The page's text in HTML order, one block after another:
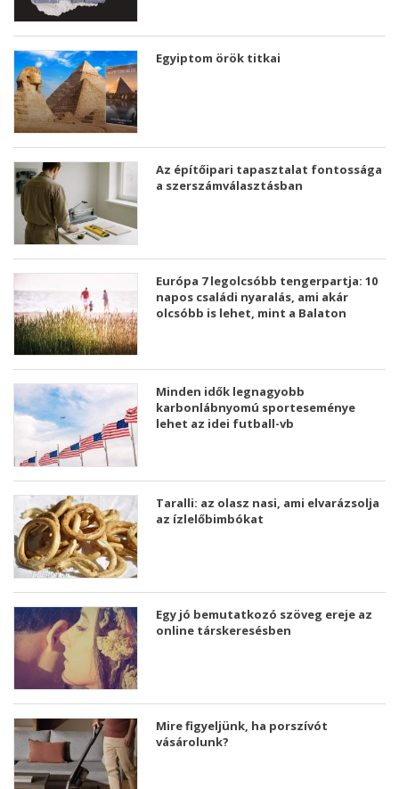
Egyiptom örök titkai
Az építőipari tapasztalat fontossága
a szerszámválasztásban
Európa 7 legolcsóbb tengerpartja: 10
napos családi nyaralás, ami akár
olcsóbb is lehet, mint a Balaton
Minden idők legnagyobb
karbonlábnyomú sporteseménye
lehet az idei futball-vb
Taralli: az olasz nasi, ami elvarázsolja
az ízlelőbimbókat
Egy jó bemutatkozó szöveg ereje az
online társkeresésben
Mire figyeljünk, ha porszívót
vásárolunk?